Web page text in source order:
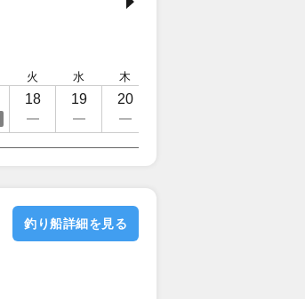
火
18
水
19
木
20
釣り船詳細を見る